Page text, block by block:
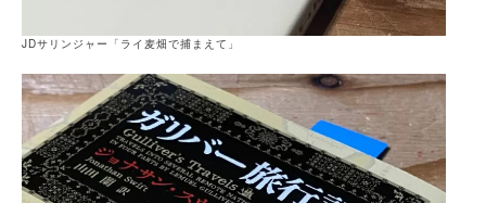
JDサリンジャー「ライ麦畑で捕まえて」